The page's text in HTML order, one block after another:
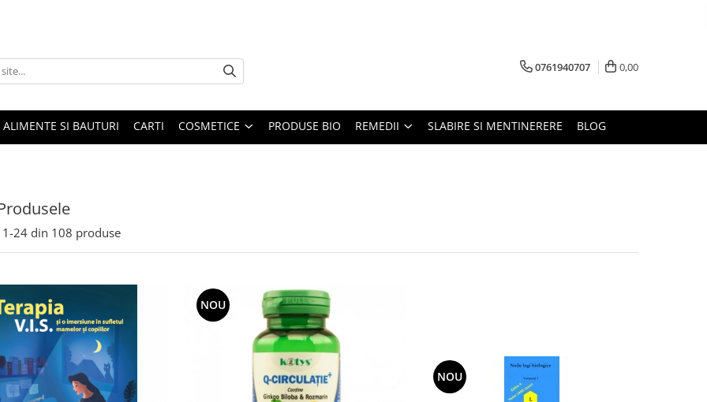
0761940707 0,00
ALIMENTE SI BAUTURI CARTI COSMETICE PRODUSE BIO REMEDII SLABIRE SI MENTINERERE BLOG
1-24 din 108 produse
NOU
NOU